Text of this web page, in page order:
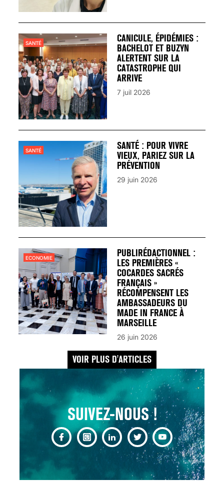
CANICULE, ÉPIDÉMIES :
BACHELOT ET BUZYN
ALERTENT SUR LA
CATASTROPHE QUI
ARRIVE
SANTÉ
7 juil 2026
SANTÉ : POUR VIVRE
VIEUX, PARIEZ SUR LA
PRÉVENTION
SANTÉ
29 juin 2026
PUBLIRÉDACTIONNEL :
LES PREMIÈRES «
COCARDES SACRÉS
FRANÇAIS »
RÉCOMPENSENT LES
AMBASSADEURS DU
MADE IN FRANCE À
MARSEILLE
ECONOMIE
26 juin 2026
VOIR PLUS D'ARTICLES
SUIVEZ-NOUS !
30 mai 2023
SCANNER, IRM, RADIO,
POUR TOUTES LES
MALADIES
18 juil 2022
INSUFFISANCE
CARDIAQUE : LES
SIGNAUX D’ALERTE
AVANT… LA MORT
25 août 2024